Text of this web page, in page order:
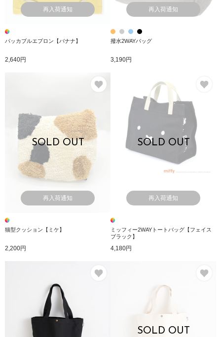
再入荷通知
パッカブルエプロン【バナナ】
2,640円
再入荷通知
撥水2WAYバッグ
3,190円
SOLD OUT
再入荷通知
猫型クッション【ミケ】
2,200円
SOLD OUT
再入荷通知
ミッフィー2WAYトートバッグ【フェイス
ブラック】
4,180円
SOLD OUT